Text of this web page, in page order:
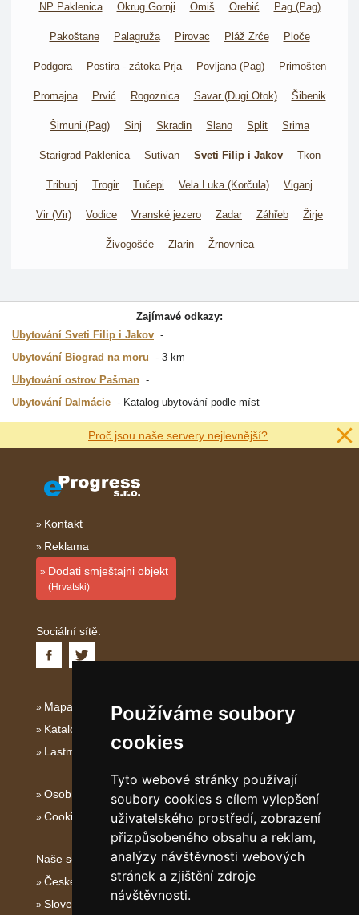
Používáme soubory
cookies
Tyto webové stránky používají
soubory cookies s cílem vylepšení
uživatelského prostředí, zobrazení
přizpůsobeného obsahu a reklam,
analýzy návštěvnosti webových
stránek a zjištění zdroje
návštěvnosti.
NP Paklenica Okrug Gornji Omiš Orebić Pag (Pag)
Pakoštane Palagruža Pirovac Pláž Zrće Ploče
Podgora Postira - zátoka Prja Povljana (Pag) Primošten
Promajna Prvić Rogoznica Savar (Dugi Otok) Šibenik
Šimuni (Pag) Sinj Skradin Slano Split Srima
Starigrad Paklenica Sutivan Sveti Filip i Jakov Tkon
Tribunj Trogir Tučepi Vela Luka (Korčula) Viganj
Vir (Vir) Vodice Vranské jezero Zadar Záhřeb Žirje
Živogošće Zlarin Žrnovnica
Zajímavé odkazy:
Ubytování Sveti Filip i Jakov
Ubytování Biograd na moru
3 km
Ubytování ostrov Pašman
Ubytování Dalmácie
Katalog ubytování podle míst
Proč jsou naše servery nejlevnější?
Kontakt
Reklama
Dodati smještajni objekt
(Hrvatski)
Sociální sítě:
Mapa serveru Dalmácie
Katalog ubytování Dalmácie
Lastminute Dalmácie
Osobní údaje
Cookies
Naše servery:
České hory
Slovenské hory